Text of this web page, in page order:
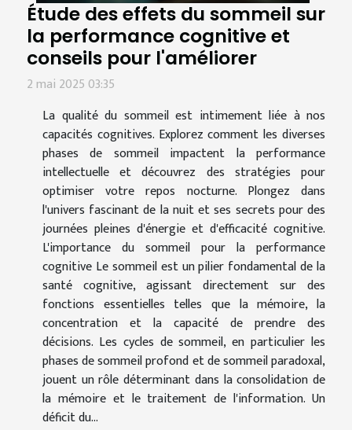
Étude des effets du sommeil sur
la performance cognitive et
conseils pour l'améliorer
2 mai 2025 03:35
La qualité du sommeil est intimement liée à nos
capacités cognitives. Explorez comment les diverses
phases de sommeil impactent la performance
intellectuelle et découvrez des stratégies pour
optimiser votre repos nocturne. Plongez dans
l'univers fascinant de la nuit et ses secrets pour des
journées pleines d'énergie et d'efficacité cognitive.
L'importance du sommeil pour la performance
cognitive Le sommeil est un pilier fondamental de la
santé cognitive, agissant directement sur des
fonctions essentielles telles que la mémoire, la
concentration et la capacité de prendre des
décisions. Les cycles de sommeil, en particulier les
phases de sommeil profond et de sommeil paradoxal,
jouent un rôle déterminant dans la consolidation de
la mémoire et le traitement de l'information. Un
déficit du...